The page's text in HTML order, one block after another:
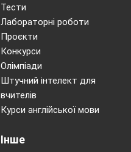
Тести
Лабораторні роботи
Проєкти
Конкурси
Олімпіади
Штучний інтелект для
вчителів
Курси англійської мови
Інше